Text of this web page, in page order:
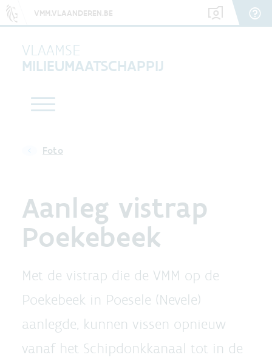
VMM.VLAANDEREN.BE
VLAAMSE
MILIEUMAATSCHAPPIJ
Foto
Aanleg vistrap
Poekebeek
Met de vistrap die de VMM op de
Poekebeek in Poesele (Nevele)
aanlegde, kunnen vissen opnieuw
vanaf het Schipdonkkanaal tot in de